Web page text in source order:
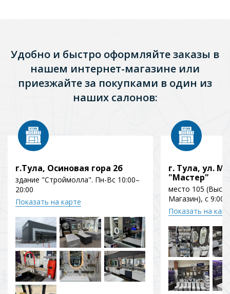
Удобно и быстро оформляйте заказы в
нашем интернет-магазине или
приезжайте за покупками в один из
наших салонов:
г.Тула, Осиновая гора 2б
здание "Строймолла". Пн-Вс 10:00–
20:00
Показать на карте
г. Тула, ул.
"Мастер"
место 105
Магазин), с 9:00
Показать на